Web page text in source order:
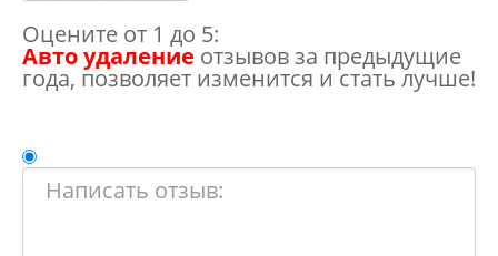
Оцените от 1 до 5:
Авто удаление отзывов за предыдущие
года, позволяет изменится и стать лучше!